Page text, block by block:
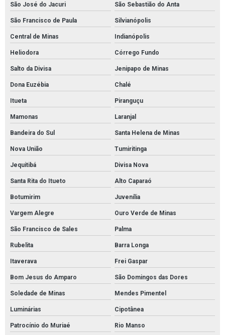
São José do Jacuri São Sebastião do Anta
São Francisco de Paula Silvianópolis
Central de Minas Indianópolis
Heliodora Córrego Fundo
Salto da Divisa Jenipapo de Minas
Dona Euzébia Chalé
Itueta Piranguçu
Mamonas Laranjal
Bandeira do Sul Santa Helena de Minas
Nova União Tumiritinga
Jequitibá Divisa Nova
Santa Rita do Itueto Alto Caparaó
Botumirim Juvenília
Vargem Alegre Ouro Verde de Minas
São Francisco de Sales Palma
Rubelita Barra Longa
Itaverava Frei Gaspar
Bom Jesus do Amparo São Domingos das Dores
Soledade de Minas Mendes Pimentel
Luminárias Cipotânea
Patrocínio do Muriaé Rio Manso